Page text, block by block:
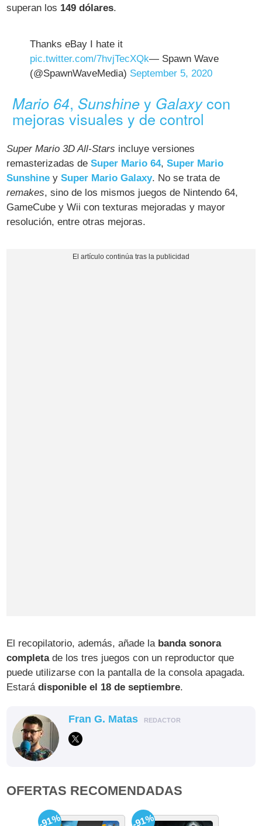
superan los 149 dólares.
Thanks eBay I hate it
pic.twitter.com/7hvjTecXQk— Spawn Wave
(@SpawnWaveMedia) September 5, 2020
Mario 64, Sunshine y Galaxycon
mejoras visuales y de control
Super Mario 3D All-Stars incluye versiones
remasterizadas deSuper Mario 64,Super Mario
Sunshine ySuper Mario Galaxy. No se trata de
remakes, sino de los mismos juegos de Nintendo 64,
GameCube y Wii con texturas mejoradas y mayor
resolución, entre otras mejoras.
El recopilatorio, además, añade la banda sonora
completade los tres juegos con un reproductor que
puede utilizarse con la pantalla de la consola apagada.
Estarádisponible el 18 de septiembre.
Fran G. Matas REDACTOR
OFERTAS RECOMENDADAS
-91% -91%